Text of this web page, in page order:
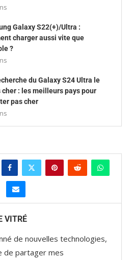
Galaxy S22(+)/Ultra :
charger aussi vite que
?
du Galaxy S24 Ultra le
cher : les meilleurs pays pour
pas cher
VITRÉ
de nouvelles technologies,
de partager mes